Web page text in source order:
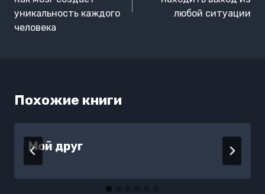
уникальность каждого
человека
любой ситуации
Похожие книги
Мой друг